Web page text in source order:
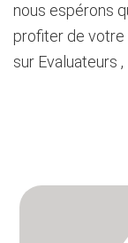
nous espérons
profiter de votre
sur Evaluateurs
Primary